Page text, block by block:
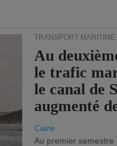
TRANSPORT MARITIME
Au
le trafic
le canal de
augmenté
Caire
Au premier